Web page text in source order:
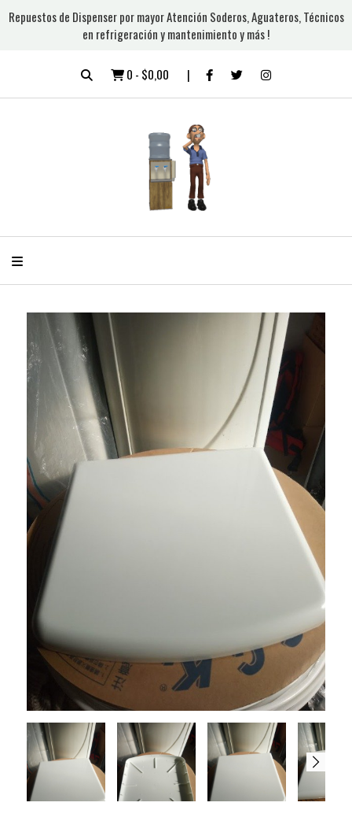
Repuestos de Dispenser por mayor Atención Soderos, Aguateros, Técnicos
en refrigeración y mantenimiento y más !
0 - $0,00